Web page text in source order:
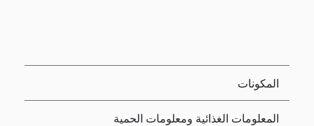
المكونات
المعلومات الغذائية ومعلومات الحمية